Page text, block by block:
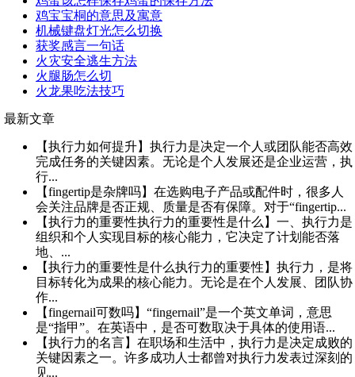
鸡宝宝桐的意思及寓意
机械键盘灯光怎么切换
获奖感言一句话
火灾安全逃生方法
火腿肠怎么切
火龙果吃法技巧
最新文章
【执行力如何提升】执行力是决定一个人或团队能否高效
完成任务的关键因素。无论是个人发展还是企业运营，执
行...
【fingertip是杂牌吗】在选购电子产品或配件时，很多人
会关注品牌是否正规、质量是否有保障。对于“fingertip...
【执行力的重要性执行力的重要性是什么】一、执行力是
组织和个人实现目标的核心能力，它决定了计划能否落
地、...
【执行力的重要性是什么执行力的重要性】执行力，是将
目标转化为成果的核心能力。无论是在个人发展、团队协
作...
【fingernail可数吗】“fingernail”是一个英文单词，意思
是“指甲”。在英语中，是否可数取决于具体的使用语...
【执行力的名言】在职场和生活中，执行力是决定成败的
关键因素之一。许多成功人士都曾对执行力发表过深刻的
见...